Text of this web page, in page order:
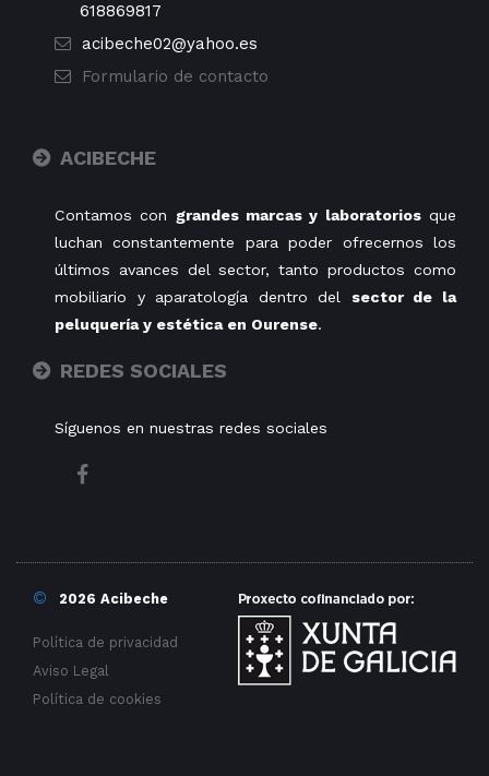
618869817
acibeche02@yahoo.es
Formulario de contacto
ACIBECHE
Contamos con grandes marcas y laboratoriosque
luchan constantemente para poder ofrecernos los
últimos avances del sector, tanto productos como
mobiliario y aparatología dentro del sector de la
peluquería y estética en Ourense.
REDES SOCIALES
Síguenos en nuestras redes sociales
© 2026 Acibeche
Política de privacidad
Aviso Legal
Política de cookies